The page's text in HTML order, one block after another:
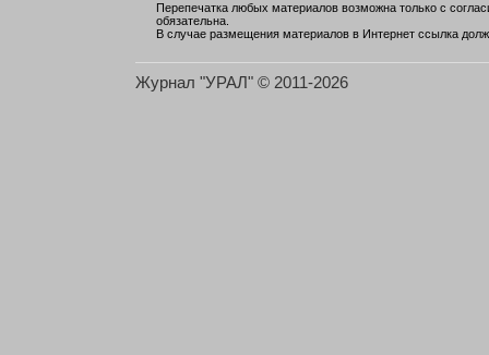
Перепечатка любых материалов возможна только с
обязательна.
В случае размещения материалов в Интернет ссылка
Журнал "УРАЛ" © 2011-2026